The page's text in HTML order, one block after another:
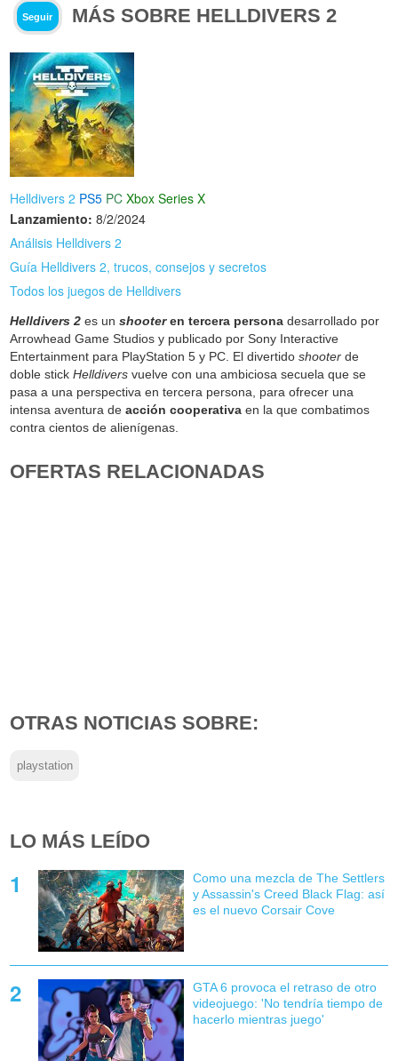
Seguir MÁS SOBRE HELLDIVERS 2
Helldivers 2 PS5 PC Xbox Series X
Lanzamiento: 8/2/2024
Análisis Helldivers 2
Guía Helldivers 2, trucos, consejos y secretos
Todos los juegos de Helldivers
Helldivers 2 es unshooteren tercera persona desarrollado por
Arrowhead Game Studios y publicado por Sony Interactive
Entertainment para PlayStation 5 y PC. El divertidoshooter de
doble stickHelldivers vuelve con una ambiciosa secuela que se
pasa a una perspectiva en tercera persona, para ofrecer una
intensa aventura deacción cooperativa en la que combatimos
contra cientos de alienígenas.
OFERTAS RELACIONADAS
OTRAS NOTICIAS SOBRE:
playstation
LO MÁS LEÍDO
Como una mezcla de The Settlers
y Assassin's Creed Black Flag: así
es el nuevo Corsair Cove
GTA 6 provoca el retraso de otro
videojuego: 'No tendría tiempo de
hacerlo mientras juego'